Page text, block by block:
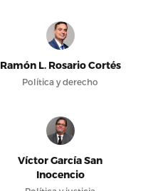
Ramón L. Rosario Cortés
Política y derecho
Víctor García San
Inocencio